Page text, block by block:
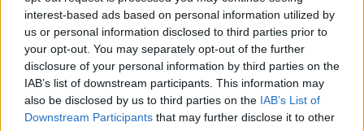
interest-based ads based on personal information utilized by
us or personal information disclosed to third parties prior to
your opt-out. You may separately opt-out of the further
disclosure of your personal information by third parties on the
IAB’s list of downstream participants. This information may
also be disclosed by us to third parties on the IAB’s List of
Downstream Participants that may further disclose it to other
Τροχαίο στις Σέρρες: «Έχασα τη
γυναίκα και το παιδί μου, τα
έχασα όλα» ‑ Ο πόνος του
πατέρα
ΧΤΕΣ
Μητέρα 43 ετών και ο 21χρονος γιος της
σκοτώθηκαν σε μετωπική σύγκρουση με
φορτηγό στην επαρχιακή οδό Αμφίπολης